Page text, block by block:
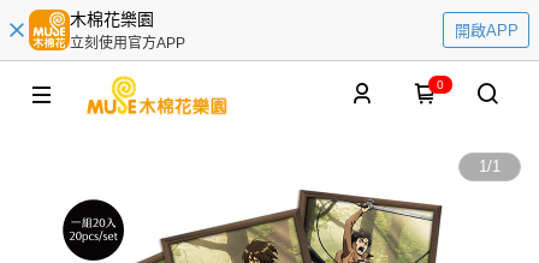
木棉花樂園
立刻使用官方APP
開啟APP
0
1/1